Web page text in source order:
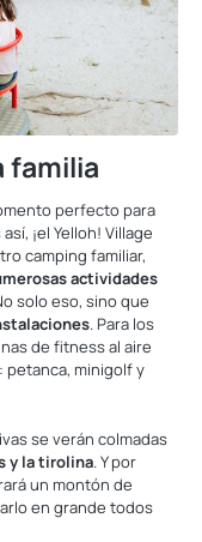
familia
perfecto para
¡el Yelloh! Village
camping familiar,
actividades
solo eso, sino que
. Para los
de fitness al aire
petanca, minigolf y
se verán colmadas
y la tirolina. Y por
un montón de
en grande todos